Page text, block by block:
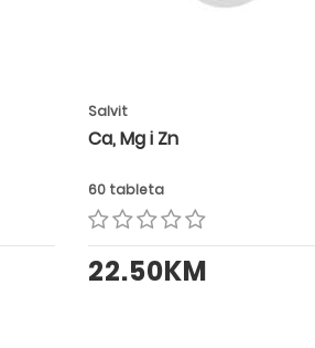
Salvit
Ca, Mg i Zn
60 tableta
22.50KM